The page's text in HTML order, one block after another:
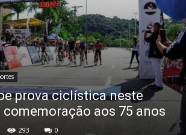
prova ciclística neste
aos 75 anos
293 0